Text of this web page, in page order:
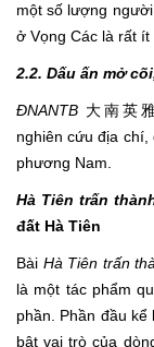
một số lượng
ở Vọng Các là rất ít
2.2. Dấu ấn mở
ĐNANTB 大南英
nghiên cứu địa
phương Nam.
Hà Tiên trấn
đất Hà Tiên
Bài Hà Tiên trấn
là một tác phẩm
phần. Phần đầu
bật vai trò của